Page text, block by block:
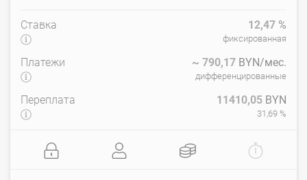
Ставка 12,47 %
фиксированная
Платежи ~ 790,17 BYN/мес.
дифференцированные
Переплата 11410,05 BYN
31,69 %